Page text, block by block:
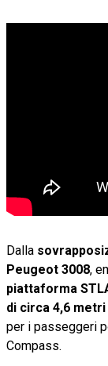
Dalla
Peugeot 3008,
piattaforma
di circa 4,6 metri
per i passeggeri
Compass.